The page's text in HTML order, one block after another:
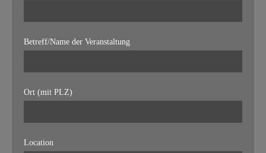
Betreff/Name der Veranstaltung
Ort (mit PLZ)
Location